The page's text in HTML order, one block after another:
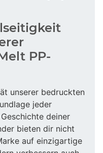
PP-
unserer bedruckten
jeder
deiner
bieten dir nicht
auf einzigartige